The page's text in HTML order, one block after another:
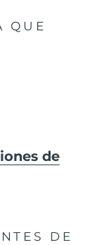
QUE
de
DE